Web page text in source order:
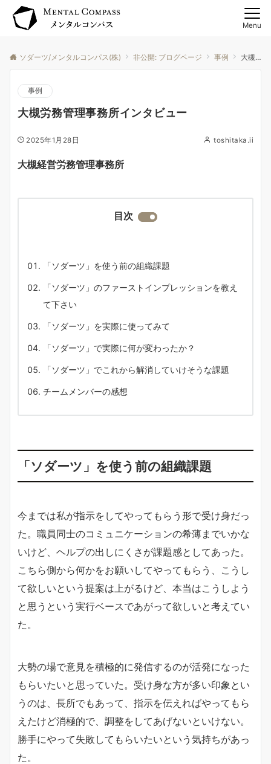
Menu
ソダーツ/メンタルコンパス(株) 非公開: ブログページ 事例 大槻労務管理事務所インタビュー
事例
大槻労務管理事務所インタビュー
2025年1月28日 toshitaka.ii
大槻経営労務管理事務所
目次
「ソダーツ」を使う前の組織課題
「ソダーツ」のファーストインプレッションを教え
て下さい
「ソダーツ」を実際に使ってみて
「ソダーツ」で実際に何が変わったか？
「ソダーツ」でこれから解消していけそうな課題
チームメンバーの感想
「ソダーツ」を使う前の組織課題
今までは私が指示をしてやってもらう形で受け身だっ
た。職員同士のコミュニケーションの希薄までいかな
いけど、ヘルプの出しにくさが課題感としてあった。
こちら側から何かをお願いしてやってもらう、こうし
て欲しいという提案は上がるけど、本当はこうしよう
と思うという実行ベースであがって欲しいと考えてい
た。
大勢の場で意見を積極的に発信するのが活発になった
もらいたいと思っていた。受け身な方が多い印象とい
うのは、長所でもあって、指示を伝えればやってもら
えたけど消極的で、調整をしてあげないといけない。
勝手にやって失敗してもらいたいという気持ちがあっ
た。